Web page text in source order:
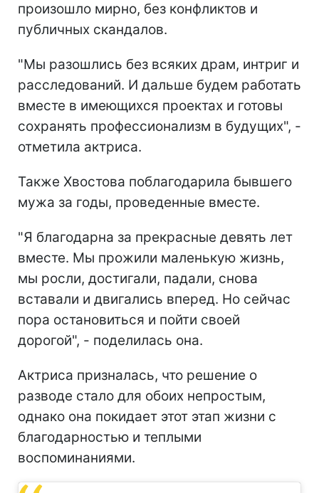
произошло мирно, без конфликтов и
публичных скандалов.
"Мы разошлись без всяких драм, интриг и
расследований. И дальше будем работать
вместе в имеющихся проектах и готовы
сохранять профессионализм в будущих", -
отметила актриса.
Также Хвостова поблагодарила бывшего
мужа за годы, проведенные вместе.
"Я благодарна за прекрасные девять лет
вместе. Мы прожили маленькую жизнь,
мы росли, достигали, падали, снова
вставали и двигались вперед. Но сейчас
пора остановиться и пойти своей
дорогой", - поделилась она.
Актриса призналась, что решение о
разводе стало для обоих непростым,
однако она покидает этот этап жизни с
благодарностью и теплыми
воспоминаниями.